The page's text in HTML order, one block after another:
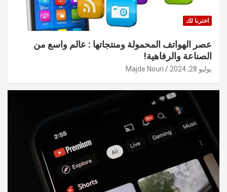
اخترنا لك
عصر الهواتف المحمولة ومنتجاتها : عالم واسع من
الصناعة والرفاهية!
يوليو 28, 2024 Majde Nouri